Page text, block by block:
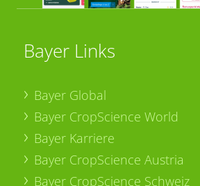
Bayer Links
Bayer Global
Bayer CropScience World
Bayer Karriere
Bayer CropScience Austria
Bayer CropScience Schweiz